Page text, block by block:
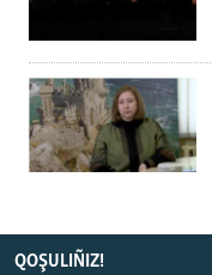
QOŞULIÑIZ!